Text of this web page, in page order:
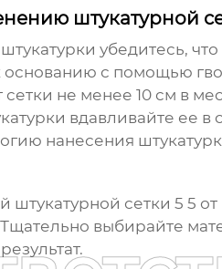
штукатурной
убедитесь,
основанию с помощью
сетки не менее 10 см в
вдавливайте ее в
нанесения
штукатурной сетки 5 5
Тщательно выбирайте